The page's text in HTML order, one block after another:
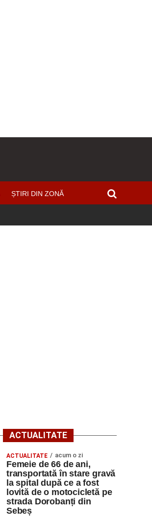
ȘTIRI DIN ZONĂ
ACTUALITATE
ACTUALITATE acum o zi
Femeie de 66 de ani,
transportată în stare gravă
la spital după ce a fost
lovită de o motocicletă pe
strada Dorobanți din
Sebeș